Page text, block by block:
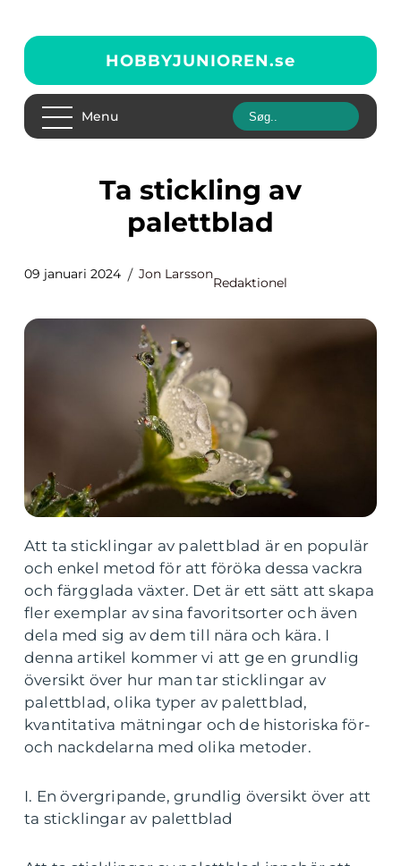
HOBBYJUNIOREN.se
Menu
Ta stickling av
palettblad
09 januari 2024 Jon Larsson
Redaktionel
Att ta sticklingar av palettblad är en populär
och enkel metod för att föröka dessa vackra
och färgglada växter. Det är ett sätt att skapa
fler exemplar av sina favoritsorter och även
dela med sig av dem till nära och kära. I
denna artikel kommer vi att ge en grundlig
översikt över hur man tar sticklingar av
palettblad, olika typer av palettblad,
kvantitativa mätningar och de historiska för-
och nackdelarna med olika metoder.
I. En övergripande, grundlig översikt över att
ta sticklingar av palettblad